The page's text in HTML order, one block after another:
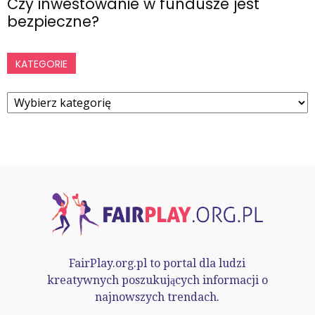
bezpieczne?
KATEGORIE
Kategorie
FairPlay.org.pl to portal dla ludzi
kreatywnych poszukujących informacji o
najnowszych trendach.